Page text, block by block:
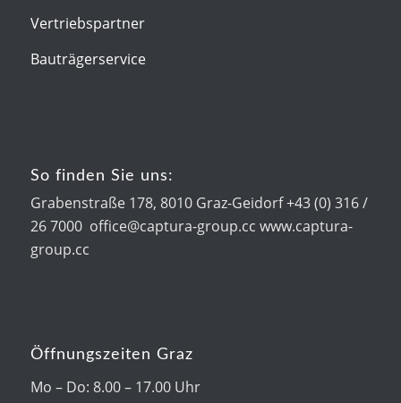
Vertriebspartner
Bauträgerservice
So finden Sie uns:
Grabenstraße 178, 8010 Graz-Geidorf +43 (0) 316 /
26 7000 office@captura-group.cc www.captura-
group.cc
Öffnungszeiten Graz
Mo – Do: 8.00 – 17.00 Uhr